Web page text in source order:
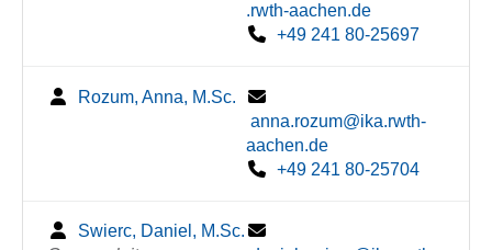
.rwth-aachen.de
+49 241 80-25697
Rozum, Anna, M.Sc.
anna.rozum@ika.rwth-
aachen.de
+49 241 80-25704
Swierc, Daniel, M.Sc.